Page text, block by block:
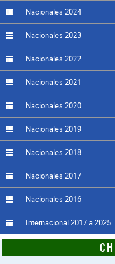
Nacionales 2024
Nacionales 2023
Nacionales 2022
Nacionales 2021
Nacionales 2020
Nacionales 2019
Nacionales 2018
Nacionales 2017
Nacionales 2016
Internacional 2017 a 2025